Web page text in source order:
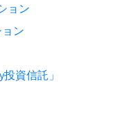
ョン
ン
資信託」